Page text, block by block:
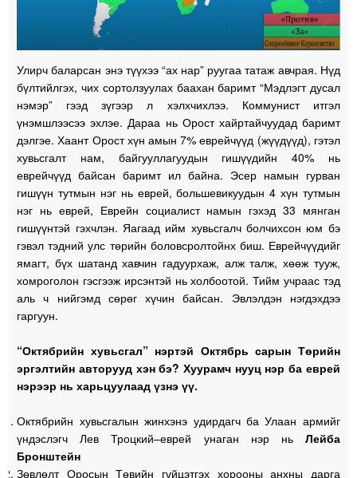
Улирч баларсан энэ түүхээ “ах нар” руугаа татаж авчрая. Нүд
бүлтийлгэх, чих сортолзуулах баахан баримт “Мэдлэгт дусал
нэмэр” гээд зүгээр л хэлхчихлээ. Коммунист итгэл
үнэмшлээсээ эхлэе. Дараа нь Орост хайртайчуудад баримт
дэлгэе. Хаант Орост хүн амын 7% еврейчүүд (жүүдүүд), гэтэл
хувьсгалт нам, байгууллагуудын гишүүдийн 40% нь
еврейчүүд байсан баримт ил байна. Эсер намын гурван
гишүүн тутмын нэг нь еврей, большевикуудын 4 хүн тутмын
нэг нь еврей, Еврейн социалист намын гэхэд 33 мянган
гишүүнтэй гэхчлэн. Яагаад ийм хувьсгалч болчихсон юм бэ
гэвэл тэдний улс төрийн боловсролтойнх биш. Еврейчүүдийг
ямагт, бүх шатанд хавчин гадуурхаж, алж талж, хөөж тууж,
хомроголон гэсгээж ирсэнтэй нь холбоотой. Тийм учраас тэд
аль ч нийгэмд сөрөг хүчин байсан. Эвлэлдэн нэгдэхдээ
гаргуун.
“Октябрийн хувьсгал” нэртэй Октябрь сарын Төрийн
эргэлтийн авторууд хэн бэ? Хуурамч нууц нэр ба еврей
нэрээр нь харьцуулаад үзнэ үү.
Октябрийн хувьсгалын жинхэнэ удирдагч ба Улаан армийг
үндэслэгч Лев Троцкий–еврей унаган нэр нь Лейба
Бронштейн
Зөвлөлт Оросын Төвийн гүйцэтгэх хорооны анхны дарга